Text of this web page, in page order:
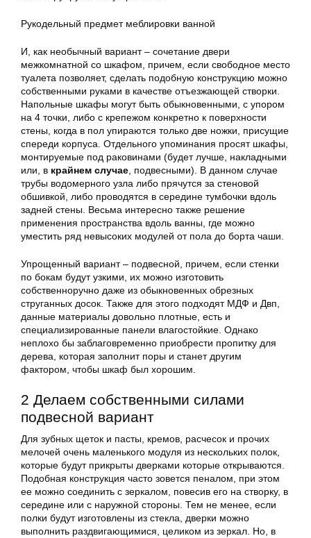
Рукодельный предмет меблировки ванной
И, как необычный вариант – сочетание двери
межкомнатной со шкафом, причем, если свободное место
туалета позволяет, сделать подобную конструкцию можно
собственными руками в качестве отъезжающей створки.
Напольные шкафы могут быть обыкновенными, с упором
на 4 точки, либо с крепежом конкретно к поверхности
стены, когда в пол упираются только две ножки, присущие
спереди корпуса. Отдельного упоминания просят шкафы,
монтируемые под раковинами (будет лучше, накладными
или, в крайнем случае, подвесными). В данном случае
трубы водомерного узла либо прячутся за стеновой
обшивкой, либо проводятся в середине тумбочки вдоль
задней стены. Весьма интересно также решение
применения пространства вдоль ванны, где можно
уместить ряд невысоких модулей от пола до борта чаши.
Упрощенный вариант – подвесной, причем, если стенки
по бокам будут узкими, их можно изготовить
собственноручно даже из обыкновенных обрезных
струганных досок. Также для этого подходят МДФ и Двп,
данные материалы довольно плотные, есть и
специализированные панели влагостойкие. Однако
неплохо бы заблаговременно приобрести пропитку для
дерева, которая заполнит поры и станет другим
фактором, чтобы шкаф был хорошим.
2 Делаем собственными силами
подвесной вариант
Для зубных щеток и пасты, кремов, расчесок и прочих
мелочей очень маленького модуля из нескольких полок,
которые будут прикрыты дверками которые открываются.
Подобная конструкция часто зовется пеналом, при этом
ее можно соединить с зеркалом, повесив его на створку, в
середине или с наружной стороны. Тем не менее, если
полки будут изготовлены из стекла, дверки можно
выполнить раздвигающимися, целиком из зеркал. Но, в